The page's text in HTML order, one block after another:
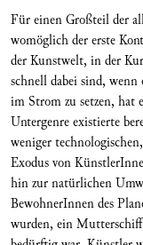
Für einen Großteil der
womöglich der erste
der Kunstwelt, in der
schnell dabei sind,
im Strom zu setzen, hat
Untergenre existierte
weniger
Exodus von
hin zur natürlichen
BewohnerInnen des
wurden, ein